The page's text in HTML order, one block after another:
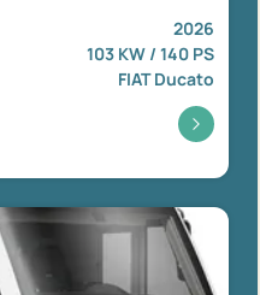
2026
103 KW / 140 PS
FIAT Ducato